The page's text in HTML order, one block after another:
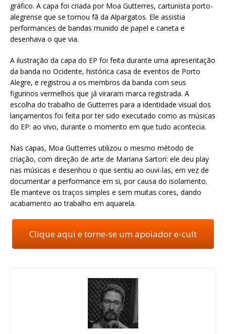
gráfico. A capa foi criada por Moa Gutterres, cartunista porto-
alegrense que se tornou fã da Alpargatos. Ele assistia
performances de bandas munido de papel e caneta e
desenhava o que via.
A ilustração da capa do EP foi feita durante uma apresentação
da banda no Ocidente, histórica casa de eventos de Porto
Alegre, e registrou a os membros da banda com seus
figurinos vermelhos que já viraram marca registrada. A
escolha do trabalho de Gutterres para a identidade visual dos
lançamentos foi feita por ter sido executado como as músicas
do EP: ao vivo, durante o momento em que tudo acontecia.
Nas capas, Moa Gutterres utilizou o mesmo método de
criação, com direção de arte de Mariana Sartori: ele deu play
nas músicas e desenhou o que sentiu ao ouvi-las, em vez de
documentar a performance em si, por causa do isolamento.
Ele manteve os traços simples e sem muitas cores, dando
acabamento ao trabalho em aquarela.
Clique aqui e torne-se um apoiador e-cult